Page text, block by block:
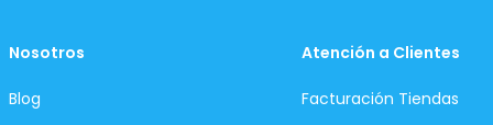
Nosotros
Blog
Atención a Clientes
Facturación Tiendas